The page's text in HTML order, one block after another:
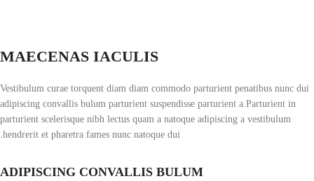
MAECENAS IACULIS
Vestibulum curae torquent diam diam commodo parturient penatibus nunc dui
adipiscing convallis bulum parturient suspendisse parturient a.Parturient in
parturient scelerisque nibh lectus quam a natoque adipiscing a vestibulum
hendrerit et pharetra fames nunc natoque dui.
ADIPISCING CONVALLIS BULUM